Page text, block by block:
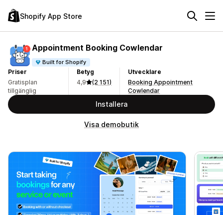
Shopify App Store
Appointment Booking Cowlendar
Built for Shopify
Priser
Gratisplan
tillgänglig
Betyg
4,9
(2 151)
Utvecklare
Booking Appointment
Cowlendar
Installera
Visa demobutik